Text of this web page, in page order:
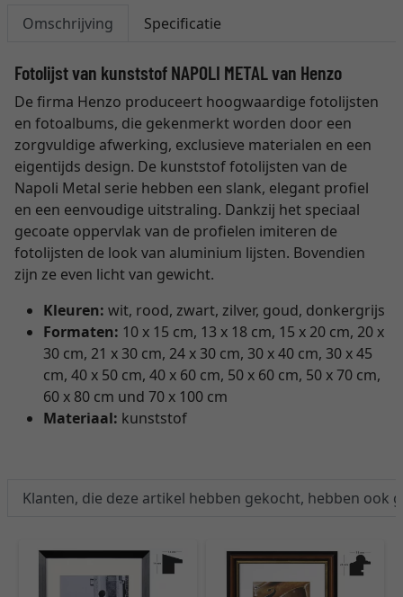
Omschrijving Specificatie
Fotolijst van kunststof NAPOLI METAL van Henzo
De firma Henzo produceert hoogwaardige fotolijsten
en fotoalbums, die gekenmerkt worden door een
zorgvuldige afwerking, exclusieve materialen en een
eigentijds design. De kunststof fotolijsten van de
Napoli Metal serie hebben een slank, elegant profiel
en een eenvoudige uitstraling. Dankzij het speciaal
gecoate oppervlak van de profielen imiteren de
fotolijsten de look van aluminium lijsten. Bovendien
zijn ze even licht van gewicht.
Kleuren: wit, rood, zwart, zilver, goud, donkergrijs
Formaten: 10 x 15 cm, 13 x 18 cm, 15 x 20 cm, 20 x
30 cm, 21 x 30 cm, 24 x 30 cm, 30 x 40 cm, 30 x 45
cm, 40 x 50 cm, 40 x 60 cm, 50 x 60 cm, 50 x 70 cm,
60 x 80 cm und 70 x 100 cm
Materiaal: kunststof
Klanten, die deze artikel hebben gekocht, hebben ook